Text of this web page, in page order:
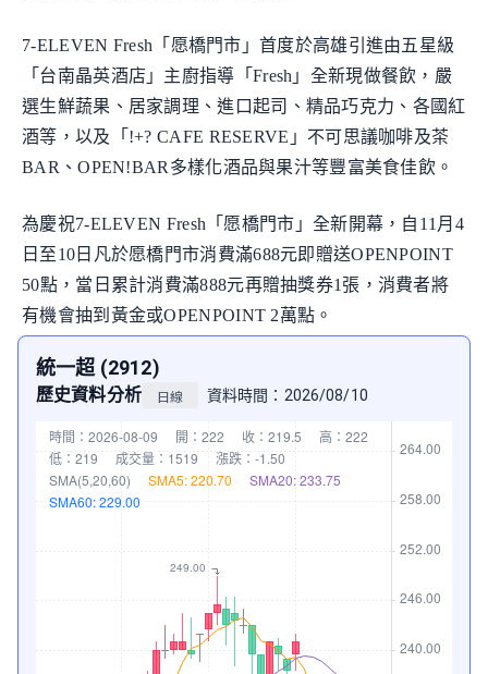
7-ELEVEN Fresh「愿橋門市」首度於高雄引進由五星級
「台南晶英酒店」主廚指導「Fresh」全新現做餐飲，嚴
選生鮮蔬果、居家調理、進口起司、精品巧克力、各國紅
酒等，以及「!+? CAFE RESERVE」不可思議咖啡及茶
BAR、OPEN!BAR多樣化酒品與果汁等豐富美食佳飲。
為慶祝7-ELEVEN Fresh「愿橋門市」全新開幕，自11月4
日至10日凡於愿橋門市消費滿688元即贈送OPENPOINT
50點，當日累計消費滿888元再贈抽獎券1張，消費者將
有機會抽到黃金或OPENPOINT 2萬點。